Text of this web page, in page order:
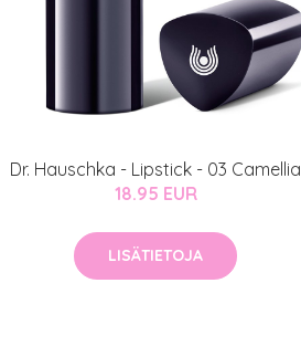
Dr. Hauschka - Lipstick - 03 Camellia
18.95 EUR
LISÄTIETOJA